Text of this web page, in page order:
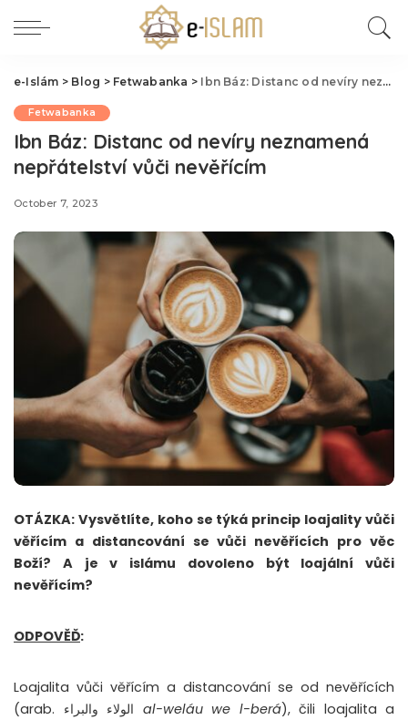
e-Islám > Blog > Fetwabanka > Ibn Báz: Distanc od nevíry neznamená nepřátelství vůči nevěřícím
Fetwabanka
Ibn Báz: Distanc od nevíry neznamená
nepřátelství vůči nevěřícím
October 7, 2023
OTÁZKA: Vysvětlíte, koho se týká princip loajality vůči
věřícím a distancování se vůči nevěřících pro věc
Boží? A je v islámu dovoleno být loajální vůči
nevěřícím?
ODPOVĚĎ:
Loajalita vůči věřícím a distancování se od nevěřících
al-weláu we l-berá), čili loajalita a